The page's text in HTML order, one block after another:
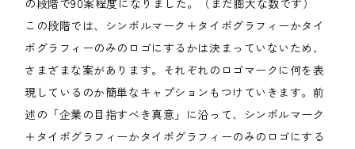
この段階では、シンボルマーク＋タイポグラフィーかタイ
ポグラフィーのみのロゴにするかは決まっていないため、
さまざまな案があります。それぞれのロゴマークに何を表
現しているのか簡単なキャプションもつけていきます。前
述の「企業の目指すべき真意」に沿って、シンボルマーク
＋タイポグラフィーかタイポグラフィーのみのロゴにする